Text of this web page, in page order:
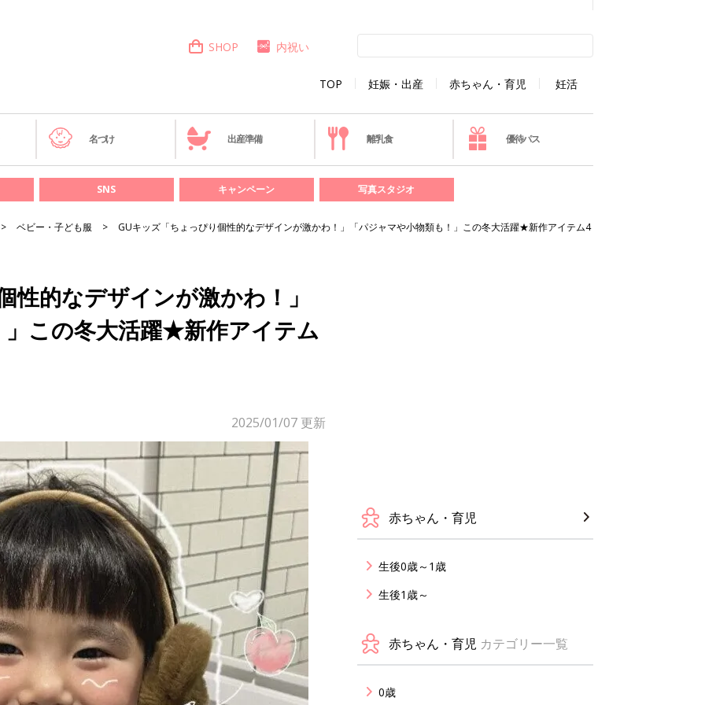
TOP 妊娠・出産 赤ちゃん・育児 妊活
SHOP 内祝い
名づけ 出産準備 離乳食 優待パス
SNS キャンペーン 写真スタジオ
ベビー・子ども服 GUキッズ「ちょっぴり個性的なデザインが激かわ！」「パジャマや小物類も！」この冬大活躍★新作アイテム4
性的なデザインが激かわ！」
この冬大活躍★新作アイテム
2025/01/07 更新
赤ちゃん・育児
生後0歳～1歳
生後1歳～
赤ちゃん・育児 カテゴリー一覧
0歳